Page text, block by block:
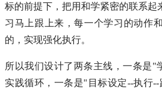
标的前提下，把用和学紧密的联系起
习马上跟上来，每一个学习的动作
的，实现强化执行。
所以我们设计了两条主线，一条是"
实践循环，一条是"目标设定--执行